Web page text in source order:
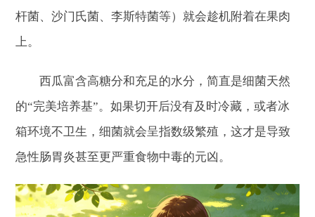
杆菌、沙门氏菌、李斯特菌等）就会趁机附着在果肉
上。
西瓜富含高糖分和充足的水分，简直是细菌天然
的“完美培养基”。如果切开后没有及时冷藏，或者冰
箱环境不卫生，细菌就会呈指数级繁殖，这才是导致
急性肠胃炎甚至更严重食物中毒的元凶。